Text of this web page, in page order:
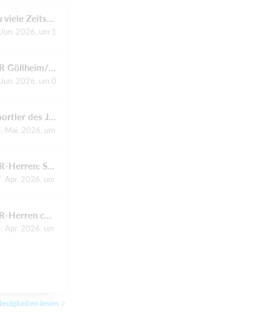
Zu viele Zeitstrafen kosten die „Nordpfälzer Wölfe“ den Sieg
2026, um 17.04 Uhr
HR Göllheim/Eisenberg/Asselheim/Kindenheim: Spaß trotz Höhen und Tiefen
2026, um 00.00 Uhr
Sportler des Jahres 2025: So lief der Abend – und das sagen die Sieger
Mai. 2026, um 20.12 Uhr
HR-Herren: Saisonabschluss in Worms?
Apr. 2026, um 00.00 Uhr
HR-Herren chancenlos gegen den neuen Verbandsliga-Meister
Apr. 2026, um 00.00 Uhr
lesen